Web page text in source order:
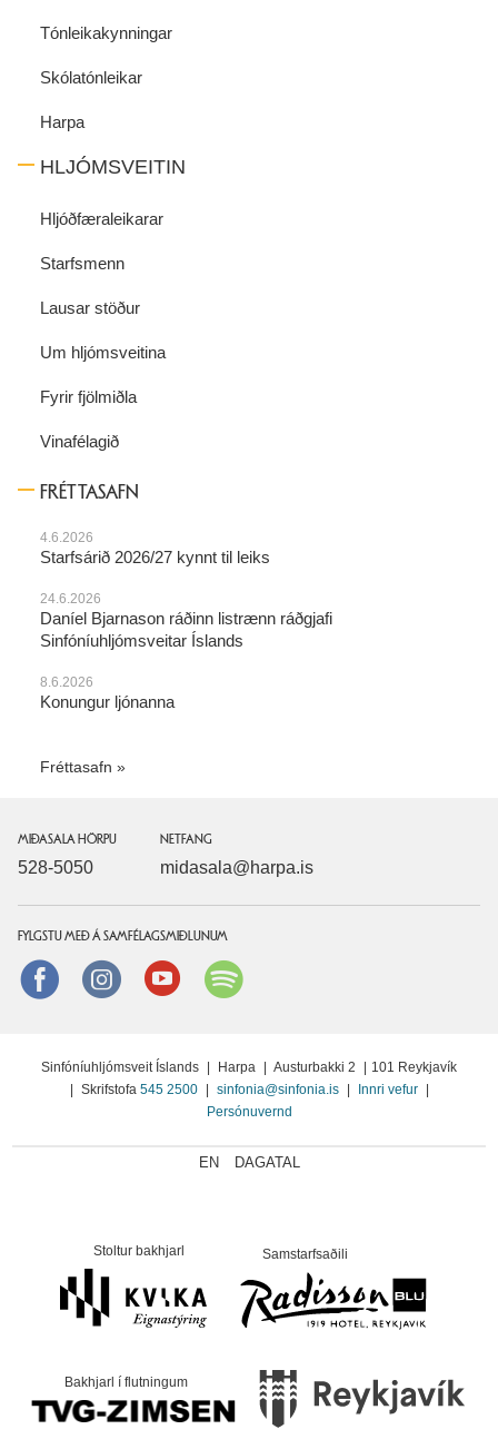
Tónleikakynningar
Skólatónleikar
Harpa
HLJÓMSVEITIN
Hljóðfæraleikarar
Starfsmenn
Lausar stöður
Um hljómsveitina
Fyrir fjölmiðla
Vinafélagið
FRÉTTASAFN
4.6.2026
Starfsárið 2026/27 kynnt til leiks
24.6.2026
Daníel Bjarnason ráðinn listrænn ráðgjafi
Sinfóníuhljómsveitar Íslands
8.6.2026
Konungur ljónanna
Fréttasafn
MIÐASALA HÖRPU
528-5050
NETFANG
midasala@harpa.is
FYLGSTU MEÐ Á SAMFÉLAGSMIÐLUNUM
FacebookinstagramYoutube
Sinfóníuhljómsveit Íslands | Harpa | Austurbakki 2 | 101 Reykjavík
| Skrifstofa 545 2500 | sinfonia@sinfonia.is | Innri vefur |
Persónuvernd
EN DAGATAL
Stoltur bakhjarl Samstarfsaðili
Bakhjarl í flutningum